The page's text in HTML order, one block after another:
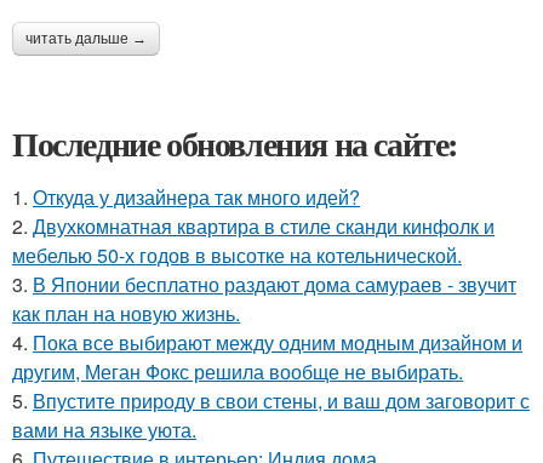
читать дальше →
Последние обновления на сайте:
1. Откуда у дизайнера так много идей?
2. Двухкомнатная квартира в стиле сканди кинфолк и
мебелью 50-х годов в высотке на котельнической.
3. В Японии бесплатно раздают дома самураев - звучит
как план на новую жизнь.
4. Пока все выбирают между одним модным дизайном и
другим, Меган Фокс решила вообще не выбирать.
5. Впустите природу в свои стены, и ваш дом заговорит с
вами на языке уюта.